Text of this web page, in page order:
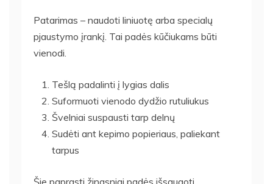
Patarimas – naudoti liniuotę arba specialų
pjaustymo įrankį. Tai padės kūčiukams būti
vienodi.
Tešlą padalinti į lygias dalis
Suformuoti vienodo dydžio rutuliukus
Švelniai suspausti tarp delnų
Sudėti ant kepimo popieriaus, paliekant
tarpus
Šie paprasti žingsniai padės išsaugoti